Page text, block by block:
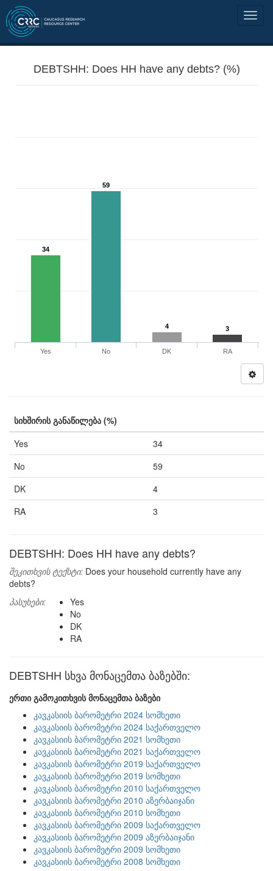
DEBTSHH: Does HH have any debts? (%)
34
59
4 3
Yes No DK RA
სიხშირის განაწილება (%)
Yes
34
No
59
DK
4
RA
3
DEBTSHH: Does HH have any debts?
შეკითხვის ტექსტი: Does your household currently have any
debts?
პასუხები:
Yes
No
DK
RA
DEBTSHH სხვა მონაცემთა ბაზებში:
ერთი გამოკითხვის მონაცემთა ბაზები
კავკასიის ბარომეტრი 2024 სომხეთი
კავკასიის ბარომეტრი 2024 საქართველო
კავკასიის ბარომეტრი 2021 სომხეთი
კავკასიის ბარომეტრი 2021 საქართველო
კავკასიის ბარომეტრი 2019 საქართველო
კავკასიის ბარომეტრი 2019 სომხეთი
კავკასიის ბარომეტრი 2010 საქართველო
კავკასიის ბარომეტრი 2010 აზერბაიჯანი
კავკასიის ბარომეტრი 2010 სომხეთი
კავკასიის ბარომეტრი 2009 საქართველო
კავკასიის ბარომეტრი 2009 აზერბაიჯანი
კავკასიის ბარომეტრი 2009 სომხეთი
კავკასიის ბარომეტრი 2008 სომხეთი